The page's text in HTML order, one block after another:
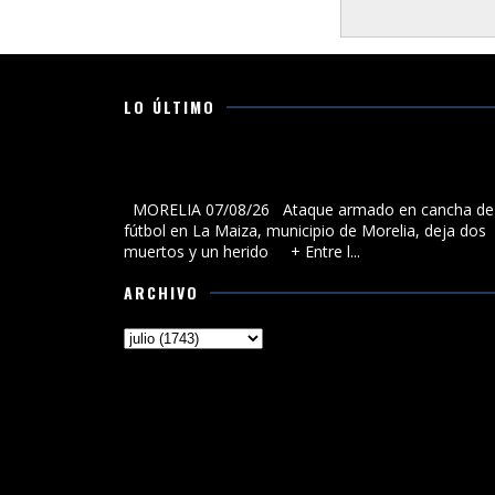
LO ÚLTIMO
MORELIA 07/08/26 Ataque armado en cancha de
fútbol en La Maiza, municipio de Morelia, deja dos
muertos y un herido + Entre l...
ARCHIVO